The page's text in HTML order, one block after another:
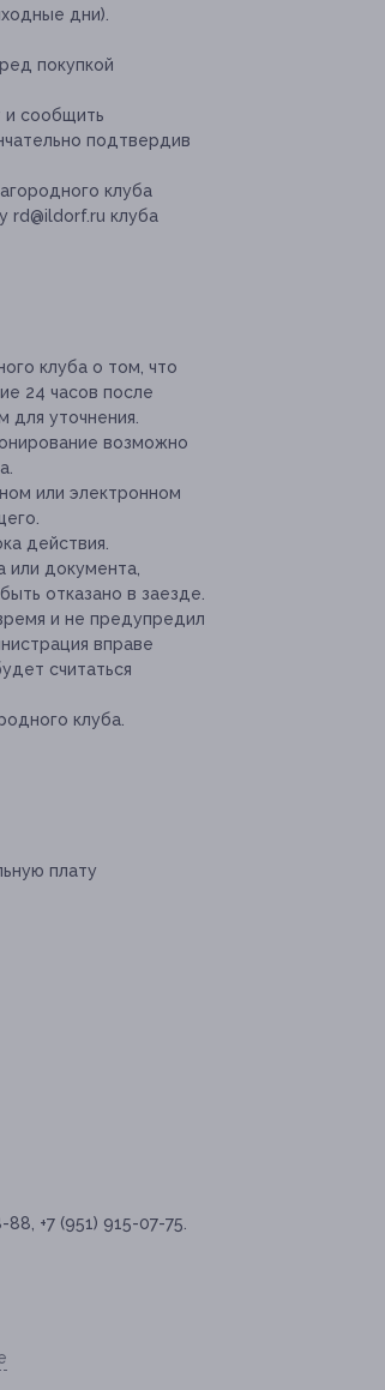
дни).
покупкой
и сообщить
подтвердив
клуба
rd@ildorf.ru клуба
клуба о том, что
24 часов после
для уточнения.
возможно
или электронном
действия.
или документа,
отказано в заезде.
и не предупредил
вправе
считаться
клуба.
плату
+7 (951) 915-07-75.